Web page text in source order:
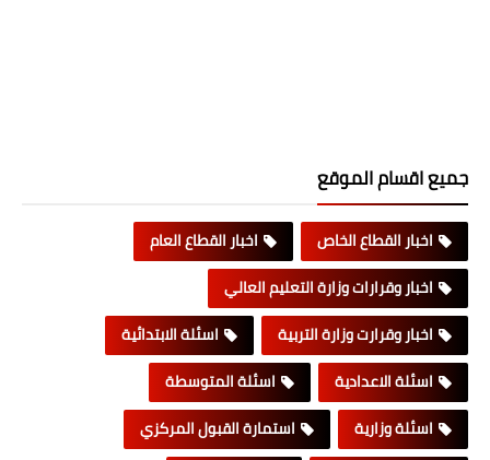
جميع اقسام الموقع
اخبار القطاع الخاص
اخبار القطاع العام
اخبار وقرارات وزارة التعليم العالي
اخبار وقرارت وزارة التربية
اسئلة الابتدائية
اسئلة الاعدادية
اسئلة المتوسطة
اسئلة وزارية
استمارة القبول المركزي